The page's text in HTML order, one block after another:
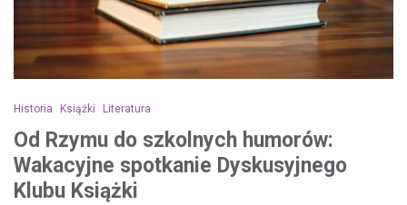
Historia Książki Literatura
Od Rzymu do szkolnych humorów:
Wakacyjne spotkanie Dyskusyjnego
Klubu Książki